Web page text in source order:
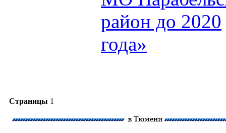
район до 2020
года»
Страницы 1